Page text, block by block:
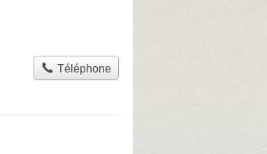
Téléphone